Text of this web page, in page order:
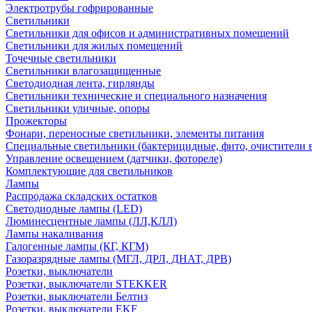
Электротрубы гофрированные
Светильники
Светильники для офисов и административных помещений
Светильники для жилых помещений
Точечные светильники
Светильники влагозащищенные
Светодиодная лента, гирлянды
Светильники технические и специального назначения
Светильники уличные, опоры
Прожекторы
Фонари, переносные светильники, элементы питания
Специальные светильники (бактерицидные, фито, очистители
Управление освещением (датчики, фотореле)
Комплектующие для светильников
Лампы
Распродажа складских остатков
Светодиодные лампы (LED)
Люминесцентные лампы (ЛЛ,КЛЛ)
Лампы накаливания
Галогенные лампы (КГ, КГМ)
Газоразрядные лампы (МГЛ, ДРЛ, ДНАТ, ДРВ)
Розетки, выключатели
Розетки, выключатели STEKKER
Розетки, выключатели Белтиз
Розетки, выключатели EKF